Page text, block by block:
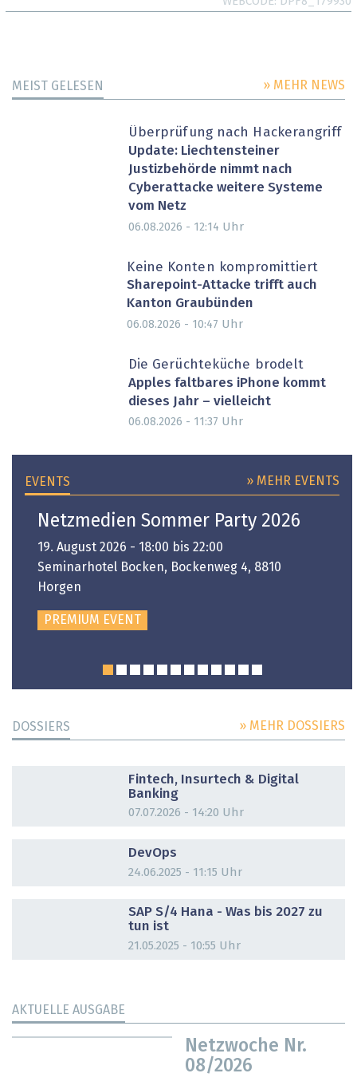
MEIST GELESEN » MEHR NEWS
Überprüfung nach Hackerangriff
Update: Liechtensteiner
Justizbehörde nimmt nach
Cyberattacke weitere Systeme
vom Netz
06.08.2026 - 12:14 Uhr
Keine Konten kompromittiert
Sharepoint-Attacke trifft auch
Kanton Graubünden
06.08.2026 - 10:47 Uhr
Die Gerüchteküche brodelt
Apples faltbares iPhone kommt
dieses Jahr – vielleicht
06.08.2026 - 11:37 Uhr
EVENTS » MEHR EVENTS
Netzmedien Sommer Party 2026
19. August 2026 - 18:00 bis 22:00
Seminarhotel Bocken, Bockenweg 4, 8810
Horgen
PREMIUM EVENT
DOSSIERS » MEHR DOSSIERS
Fintech, Insurtech & Digital
Banking
07.07.2026 - 14:20 Uhr
DevOps
24.06.2025 - 11:15 Uhr
SAP S/4 Hana - Was bis 2027 zu
tun ist
21.05.2025 - 10:55 Uhr
AKTUELLE AUSGABE
Netzwoche Nr.
08/2026